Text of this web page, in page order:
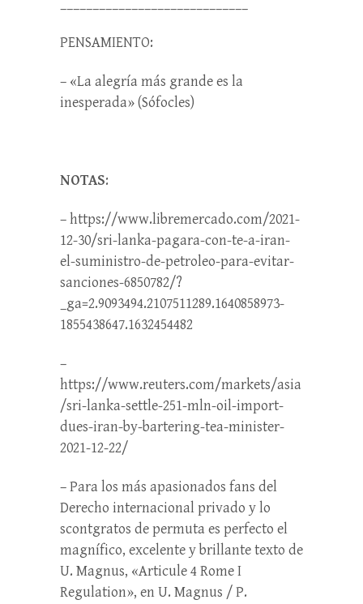
PENSAMIENTO:
– «La alegría más grande es la
inesperada» (Sófocles)
NOTAS:
– https://www.libremercado.com/2021-
12-30/sri-lanka-pagara-con-te-a-iran-
el-suministro-de-petroleo-para-evitar-
sanciones-6850782/?
_ga=2.9093494.2107511289.1640858973-
1855438647.1632454482
–
https://www.reuters.com/markets/asia
/sri-lanka-settle-251-mln-oil-import-
dues-iran-by-bartering-tea-minister-
2021-12-22/
– Para los más apasionados fans del
Derecho internacional privado y lo
scontgratos de permuta es perfecto el
magnífico, excelente y brillante texto de
U. Magnus, «Articule 4 Rome I
Regulation», en U. Magnus / P.